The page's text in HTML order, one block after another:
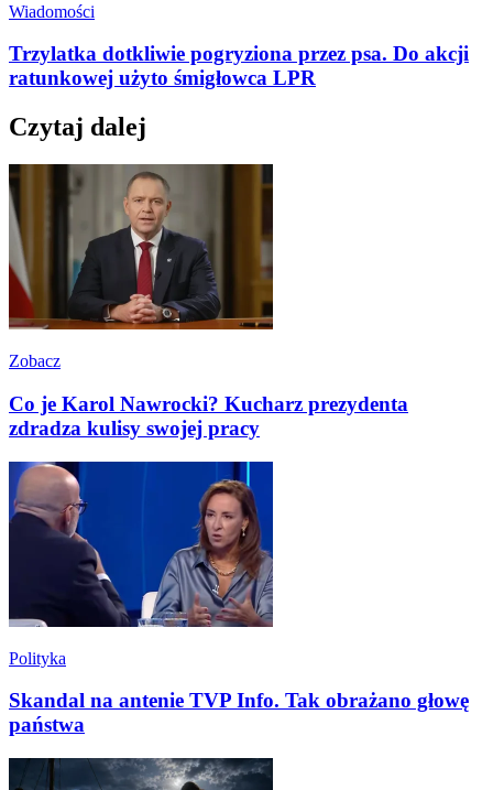
Wiadomości
Trzylatka dotkliwie pogryziona przez psa. Do akcji
ratunkowej użyto śmigłowca LPR
Czytaj dalej
Zobacz
Co je Karol Nawrocki? Kucharz prezydenta
zdradza kulisy swojej pracy
Polityka
Skandal na antenie TVP Info. Tak obrażano głowę
państwa